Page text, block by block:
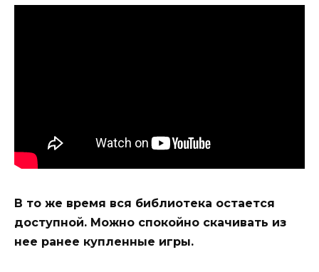
В то же время вся библиотека остается
доступной. Можно спокойно скачивать из
нее ранее купленные игры.